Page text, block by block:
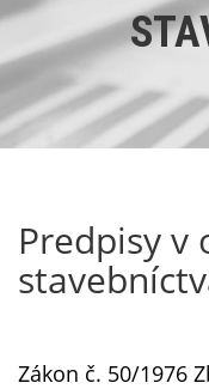
Predpisy v
Zákon č. 50/1976